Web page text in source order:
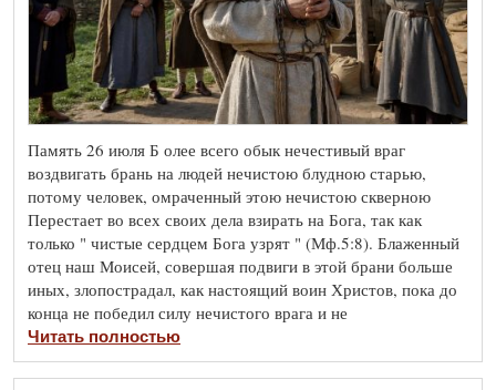
Память 26 июля Б олее всего обык нечестивый враг
воздвигать брань на людей нечистою блудною старью,
потому человек, омраченный этою нечистою скверною
Перестает во всех своих дела взирать на Бога, так как
только " чистые сердцем Бога узрят " (Мф.5:8). Блаженный
отец наш Моисей, совершая подвиги в этой брани больше
иных, злопострадал, как настоящий воин Христов, пока до
конца не победил силу нечистого врага и не
Читать полностью